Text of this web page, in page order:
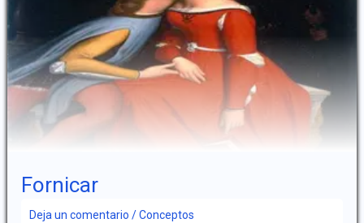
Fornicar
Deja un comentario /Conceptos